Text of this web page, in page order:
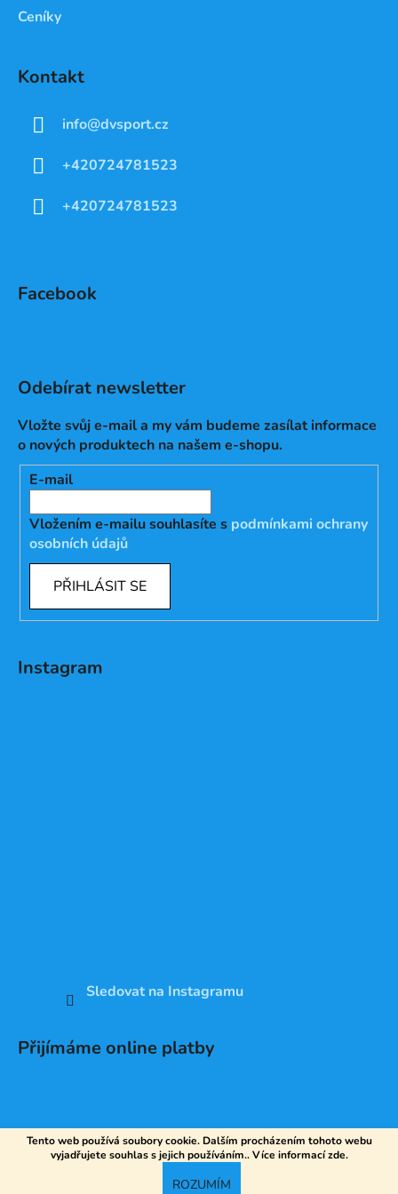
Tento web používá soubory cookie. Dalším procházením tohoto webu
vyjadřujete souhlas s jejich používáním.. Více informacízde.
ROZUMÍM
Ceníky
Kontakt
info@dvsport.cz
+420724781523
+420724781523
Facebook
Odebírat newsletter
Vložte svůj e-mail a my vám budeme zasílat informace
o nových produktech na našem e-shopu.
E-mail
Vložením e-mailu souhlasíte s podmínkami ochrany
osobních údajů
PŘIHLÁSIT SE
Instagram
Sledovat na Instagramu
Přijímáme online platby
Vytvořil Shoptet